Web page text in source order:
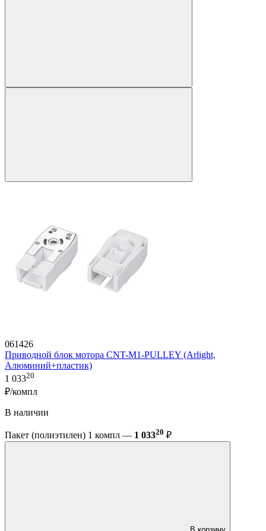
061426
Приводной блок мотора CNT-M1-PULLEY (Arlight,
Алюминий+пластик)
1 03320
₽/компл
В наличии
Пакет (полиэтилен) 1 компл — 1 03320 ₽